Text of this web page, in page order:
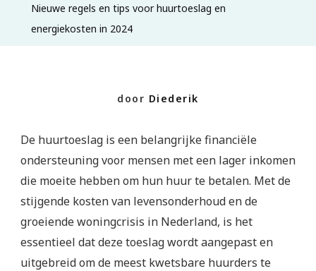
Nieuwe regels en tips voor huurtoeslag en
energiekosten in 2024
door Diederik
De huurtoeslag is een belangrijke financiële
ondersteuning voor mensen met een lager inkomen
die moeite hebben om hun huur te betalen. Met de
stijgende kosten van levensonderhoud en de
groeiende woningcrisis in Nederland, is het
essentieel dat deze toeslag wordt aangepast en
uitgebreid om de meest kwetsbare huurders te